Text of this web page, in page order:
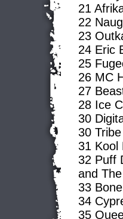
21
22
23
24 Eric
25
26 MC
27
28 Ice
30
30
31 Kool
32 Puff
and
33
34
35